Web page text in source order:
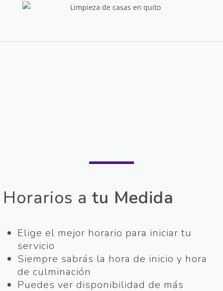
Horarios a tu Medida
Elige el mejor horario para iniciar tu
servicio
Siempre sabrás la hora de inicio y hora
de culminación
Puedes ver disponibilidad de más